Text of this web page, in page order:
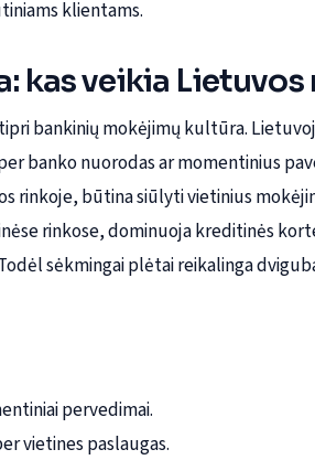
klientams.
kas veikia
bankinių mokėjimų kultūra.
banko nuorodas ar momentinius
rinkoje, būtina siūlyti vietinius
rinkose, dominuoja kreditinės
sėkmingai plėtai reikalinga
pervedimai.
vietines paslaugas.